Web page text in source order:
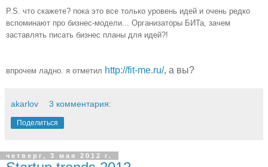
P.S. что скажете? пока это все только уровень идей и очень редко
вспоминают про бизнес-модели... Организаторы БИТа, зачем
заставлять писать бизнес планы для идей?!
впрочем ладно. я отметил http://fit-me.ru/, а вы?
akarlov 3 комментария:
Поделиться
четверг, 3 мая 2012 г.